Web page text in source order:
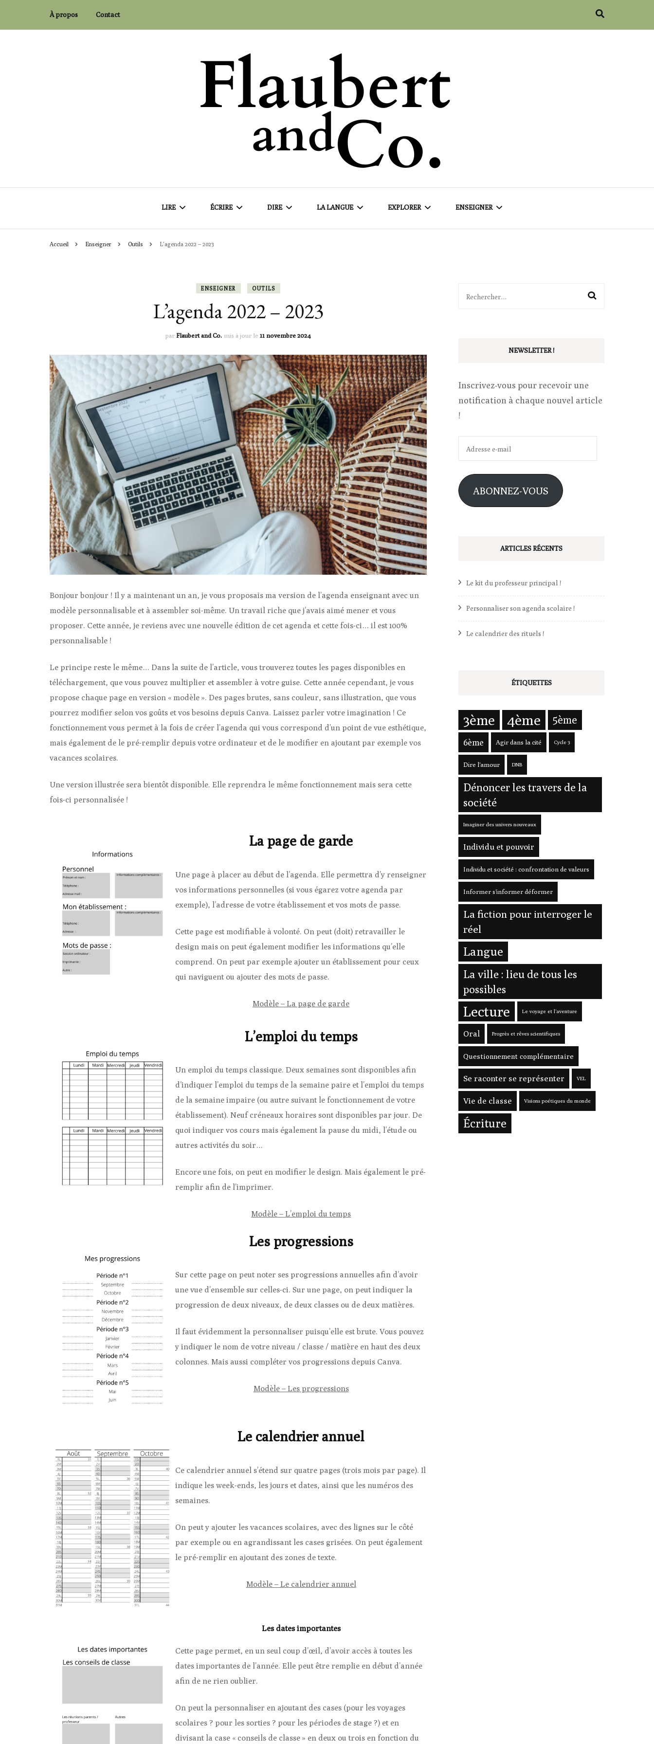
À propos Contact
Flaubert and Co.
LIRE
LEÇONS & OUTILS
ÉCRIRE DIRE LA LANGUE EXPLORER ENSEIGNER
Accueil Enseigner Outils L’agenda 2022 – 2023
ENSEIGNER OUTILS
L’agenda 2022 – 2023
parFlaubert and Co. mis à jour le 11 novembre 2024
Bonjour bonjour ! Il y a maintenant un an, je vous proposais ma version de l’agenda enseignant avec un
modèle personnalisable et à assembler soi-même. Un travail riche que j’avais aimé mener et vous
proposer. Cette année, je reviens avec une nouvelle édition de cet agenda et cette fois-ci… il est 100%
personnalisable !
Le principe reste le même… Dans la suite de l’article, vous trouverez toutes les pages disponibles en
téléchargement, que vous pouvez multiplier et assembler à votre guise. Cette année cependant, je vous
propose chaque page en version « modèle ». Des pages brutes, sans couleur, sans illustration, que vous
pourrez modifier selon vos goûts et vos besoins depuis Canva. Laissez parler votre imagination ! Ce
fonctionnement vous permet à la fois de créer l’agenda qui vous correspond d’un point de vue esthétique,
mais également de le pré-remplir depuis votre ordinateur et de le modifier en ajoutant par exemple vos
vacances scolaires.
Une version illustrée sera bientôt disponible. Elle reprendra le même fonctionnement mais sera cette
fois-ci personnalisée !
La page de garde
Une page à placer au début de l’agenda. Elle permettra d’y renseigner
vos informations personnelles (si vous égarez votre agenda par
exemple), l’adresse de votre établissement et vos mots de passe.
Cette page est modifiable à volonté. On peut (doit) retravailler le
design mais on peut également modifier les informations qu’elle
comprend. On peut par exemple ajouter un établissement pour ceux
qui naviguent ou ajouter des mots de passe.
Modèle – La page de garde
L’emploi du temps
Un emploi du temps classique. Deux semaines sont disponibles afin
d’indiquer l’emploi du temps de la semaine paire et l’emploi du temps
de la semaine impaire (ou autre suivant le fonctionnement de votre
établissement). Neuf créneaux horaires sont disponibles par jour. De
quoi indiquer vos cours mais également la pause du midi, l’étude ou
autres activités du soir…
Encore une fois, on peut en modifier le design. Mais également le pré-
remplir afin de l’imprimer.
Modèle – L’emploi du temps
Les progressions
Sur cette page on peut noter ses progressions annuelles afin d’avoir
une vue d’ensemble sur celles-ci. Sur une page, on peut indiquer la
progression de deux niveaux, de deux classes ou de deux matières.
Il faut évidemment la personnaliser puisqu’elle est brute. Vous pouvez
y indiquer le nom de votre niveau / classe / matière en haut des deux
colonnes. Mais aussi compléter vos progressions depuis Canva.
Modèle – Les progressions
Le calendrier annuel
Ce calendrier annuel s’étend sur quatre pages (trois mois par page). Il
indique les week-ends, les jours et dates, ainsi que les numéros des
semaines.
On peut y ajouter les vacances scolaires, avec des lignes sur le côté
par exemple ou en agrandissant les cases grisées. On peut également
le pré-remplir en ajoutant des zones de texte.
Modèle – Le calendrier annuel
Les dates importantes
Cette page permet, en un seul coup d’œil, d’avoir accès à toutes les
dates importantes de l’année. Elle peut être remplie en début d’année
afin de ne rien oublier.
On peut la personnaliser en ajoutant des cases (pour les voyages
scolaires ? pour les sorties ? pour les périodes de stage ?) et en
divisant la case « conseils de classe » en deux ou trois en fonction du
Rechercher :
NEWSLETTER !
Inscrivez-vous pour recevoir une
notification à chaque nouvel article
!
e-
mail
ABONNEZ-VOUS
ARTICLES RÉCENTS
Le kit du professeur principal !
Personnaliser son agenda scolaire !
Le calendrier des rituels !
ÉTIQUETTES
3ème 4ème 5ème
6ème Agir dans la cité Cycle 3
Dire l'amour DNB
Dénoncer les travers de la
société
Imaginer des univers nouveaux
Individu et pouvoir
Individu et société : confrontation de valeurs
Informer s'informer déformer
La fiction pour interroger le
réel
Langue
La ville : lieu de tous les
possibles
Lecture Le voyage et l'aventure
Oral Progrès et rêves scientifiques
Questionnement complémentaire
Se raconter se représenter VEL
Vie de classe Visions poétiques du monde
Écriture